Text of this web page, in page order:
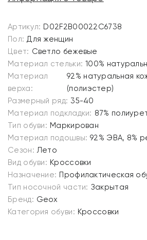
Артикул: D02F2B00022C6738
Пол: Для женщин
Цвет: Светло бежевые
Материал стельки: 100%
Материал
верха:
92% натуральная
(полиэстер)
Размерный ряд: 35-40
Материал подкладки: 87%
Тип обуви: Маркирован
Материал подошвы: 92% ЭВА, 8%
Сезон: Лето
Вид обуви: Кроссовки
Назначение: Профилактическая
Тип носочной части: Закрытая
Бренд: Geox
Категория обуви: Кроссовки